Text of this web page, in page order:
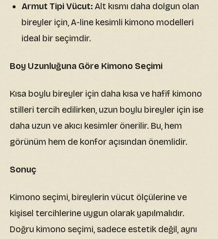
Armut Tipi Vücut: Alt kısmı daha dolgun olan
bireyler için, A-line kesimli kimono modelleri
ideal bir seçimdir.
Boy Uzunluğuna Göre Kimono Seçimi
Kısa boylu bireyler için daha kısa ve hafif kimono
stilleri tercih edilirken, uzun boylu bireyler için ise
daha uzun ve akıcı kesimler önerilir. Bu, hem
görünüm hem de konfor açısından önemlidir.
Sonuç
Kimono seçimi, bireylerin vücut ölçülerine ve
kişisel tercihlerine uygun olarak yapılmalıdır.
Doğru kimono seçimi, sadece estetik değil, aynı